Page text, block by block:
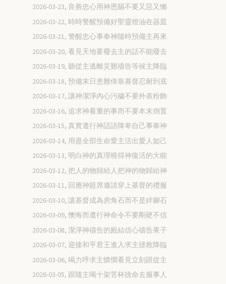
2026-03-23, 良善忠心用神恩賜不要又惡又懶
2026-03-22, 時時警醒預備好聖靈燈油在器皿
2026-03-21, 警醒忠心事奉神隨時預備主再來
2026-03-20, 看見天地要廢去主的話不能廢去
2026-03-19, 聽從主逃離災難禱告等候主降臨
2026-03-18, 預備末日患難倚靠基督忍耐到底
2026-03-17, 讓神潔淨內心污穢不要外表粉飾
2026-03-16, 追求神看重的事而不要本末倒置
2026-03-15, 真實遵行神話語降卑自己事奉神
2026-03-14, 用盡全部生命愛主活出愛人如己
2026-03-13, 明白神的真理曉得神復活的大能
2026-03-12, 把人的物歸給人把神的物歸給神
2026-03-11, 回應神筵席邀請穿上基督的禮服
2026-03-10, 讓基督成為房角石而不是絆腳石
2026-03-09, 懊悔而遵行神命令不要剛硬不信
2026-03-08, 潔淨神禱告的殿結信心禱告果子
2026-03-07, 迎接和平君王進入求主拯救降臨
2026-03-06, 竭力呼求主憐憫看見立刻跟從主
2026-03-05, 跟隨主喝十架苦杯捨命去服事人